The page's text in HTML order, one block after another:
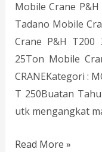
Mobile Crane
Tadano Mobile
Crane P&H T200
25Ton Mobile
CRANEKategori :
T 250Buatan
utk mengangkat
Read More »